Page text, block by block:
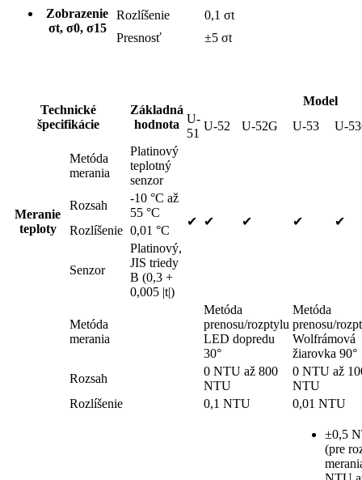
Zobrazenie
σt, σ0, σ15
Rozlíšenie
0,1 σt
Presnosť
±5 σt
Technické
špecifikácie
Základná
hodnota
Model
U-
51
U-52 U-52G U-53 U-
Meranie
teploty
Metóda
merania
Platinový
teplotný
senzor
✔ ✔ ✔ ✔ ✔
Rozsah
-10 °C až
55 °C
Rozlíšenie 0,01 °C
Senzor
Platinový,
JIS triedy
B (0,3 +
0,005 |t|)
Metóda
merania
Metóda
prenosu/rozptylu
LED dopredu
30°
Metóda
prenosu/
Wolfrámová
žiarovka 90°
Rozsah
0 NTU až 800
NTU
0 NTU až
NTU
Rozlíšenie
0,1 NTU 0,01 NTU
±0,5
(pre